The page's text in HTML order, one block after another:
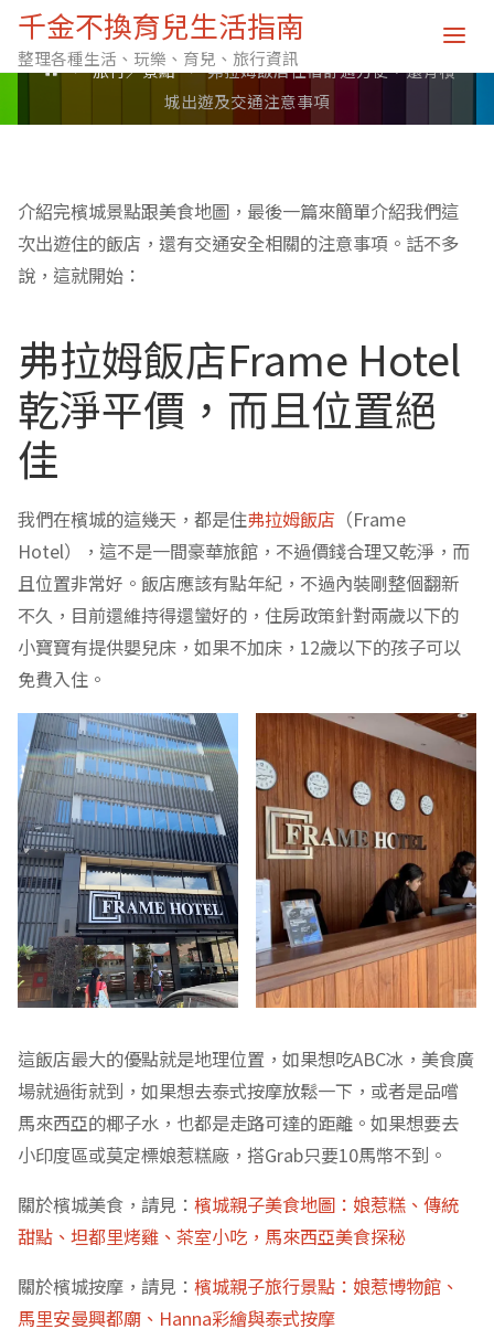
千金不換育兒生活指南
整理各種生活、玩樂、育兒、旅行資訊
Posted by西西Ｃon 11 月 7, 2023
Home旅行／景點
弗拉姆飯店住宿舒適方便，還有檳
城出遊及交通注意事項
介紹完檳城景點跟美食地圖，最後一篇來簡單介紹我們這
次出遊住的飯店，還有交通安全相關的注意事項。話不多
說，這就開始：
弗拉姆飯店Frame Hotel
乾淨平價，而且位置絕
佳
我們在檳城的這幾天，都是住弗拉姆飯店 （Frame
Hotel），這不是一間豪華旅館，不過價錢合理又乾淨，而
且位置非常好。飯店應該有點年紀，不過內裝剛整個翻新
不久，目前還維持得還蠻好的，住房政策針對兩歲以下的
小寶寶有提供嬰兒床，如果不加床，12歲以下的孩子可以
免費入住。
這飯店最大的優點就是地理位置，如果想吃ABC冰，美食廣
場就過街就到，如果想去泰式按摩放鬆一下，或者是品嚐
馬來西亞的椰子水，也都是走路可達的距離。如果想要去
小印度區或莫定標娘惹糕廠，搭Grab只要10馬幣不到。
關於檳城美食，請見：檳城親子美食地圖：娘惹糕、傳統
甜點、坦都里烤雞、茶室小吃，馬來西亞美食探秘
關於檳城按摩，請見：檳城親子旅行景點：娘惹博物館、
馬里安曼興都廟、Hanna彩繪與泰式按摩